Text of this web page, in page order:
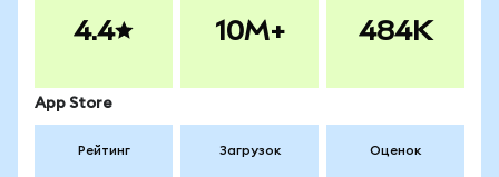
4.4 10M+ 484K
App Store
Рейтинг Загрузок Оценок